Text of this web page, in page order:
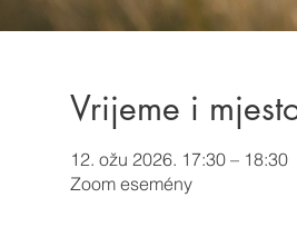
Vrijeme i
12. ožu 2026. 17:30 – 18:30
Zoom esemény